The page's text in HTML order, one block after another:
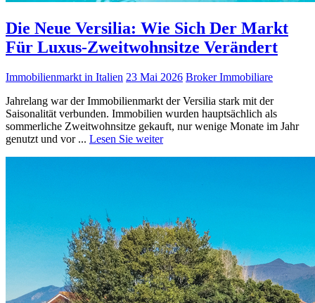
Die Neue Versilia: Wie Sich Der Markt
Für Luxus-Zweitwohnsitze Verändert
Immobilienmarkt in Italien 23 Mai 2026 Broker Immobiliare
Jahrelang war der Immobilienmarkt der Versilia stark mit der
Saisonalität verbunden. Immobilien wurden hauptsächlich als
sommerliche Zweitwohnsitze gekauft, nur wenige Monate im Jahr
genutzt und vor ... Lesen Sie weiter